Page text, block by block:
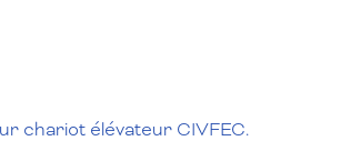
chariot élévateur CIVFEC.